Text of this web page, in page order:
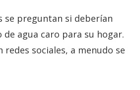
se preguntan si deberían
agua caro para su hogar.
redes sociales, a menudo se